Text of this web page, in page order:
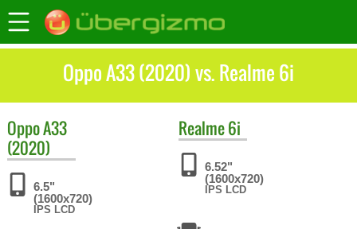
Oppo A33 (2020) vs. Realme 6i
OppoA33
(2020)
6.5"
(1600x720)
IPS LCD
Realme6i
6.52"
(1600x720)
IPS LCD